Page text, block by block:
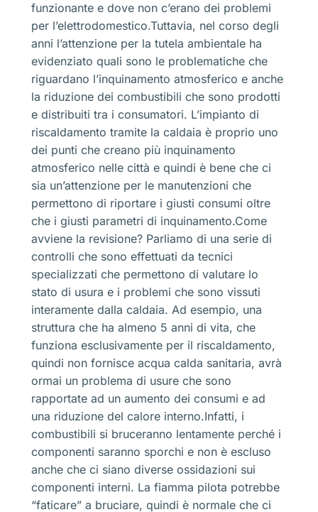
funzionante e dove non c’erano dei problemi
per l’elettrodomestico.Tuttavia, nel corso degli
anni l’attenzione per la tutela ambientale ha
evidenziato quali sono le problematiche che
riguardano l’inquinamento atmosferico e anche
la riduzione dei combustibili che sono prodotti
e distribuiti tra i consumatori. L’impianto di
riscaldamento tramite la caldaia è proprio uno
dei punti che creano più inquinamento
atmosferico nelle città e quindi è bene che ci
sia un’attenzione per le manutenzioni che
permettono di riportare i giusti consumi oltre
che i giusti parametri di inquinamento.Come
avviene la revisione? Parliamo di una serie di
controlli che sono effettuati da tecnici
specializzati che permettono di valutare lo
stato di usura e i problemi che sono vissuti
interamente dalla caldaia. Ad esempio, una
struttura che ha almeno 5 anni di vita, che
funziona esclusivamente per il riscaldamento,
quindi non fornisce acqua calda sanitaria, avrà
ormai un problema di usure che sono
rapportate ad un aumento dei consumi e ad
una riduzione del calore interno.Infatti, i
combustibili si bruceranno lentamente perché i
componenti saranno sporchi e non è escluso
anche che ci siano diverse ossidazioni sui
componenti interni. La fiamma pilota potrebbe
“faticare” a bruciare, quindi è normale che ci